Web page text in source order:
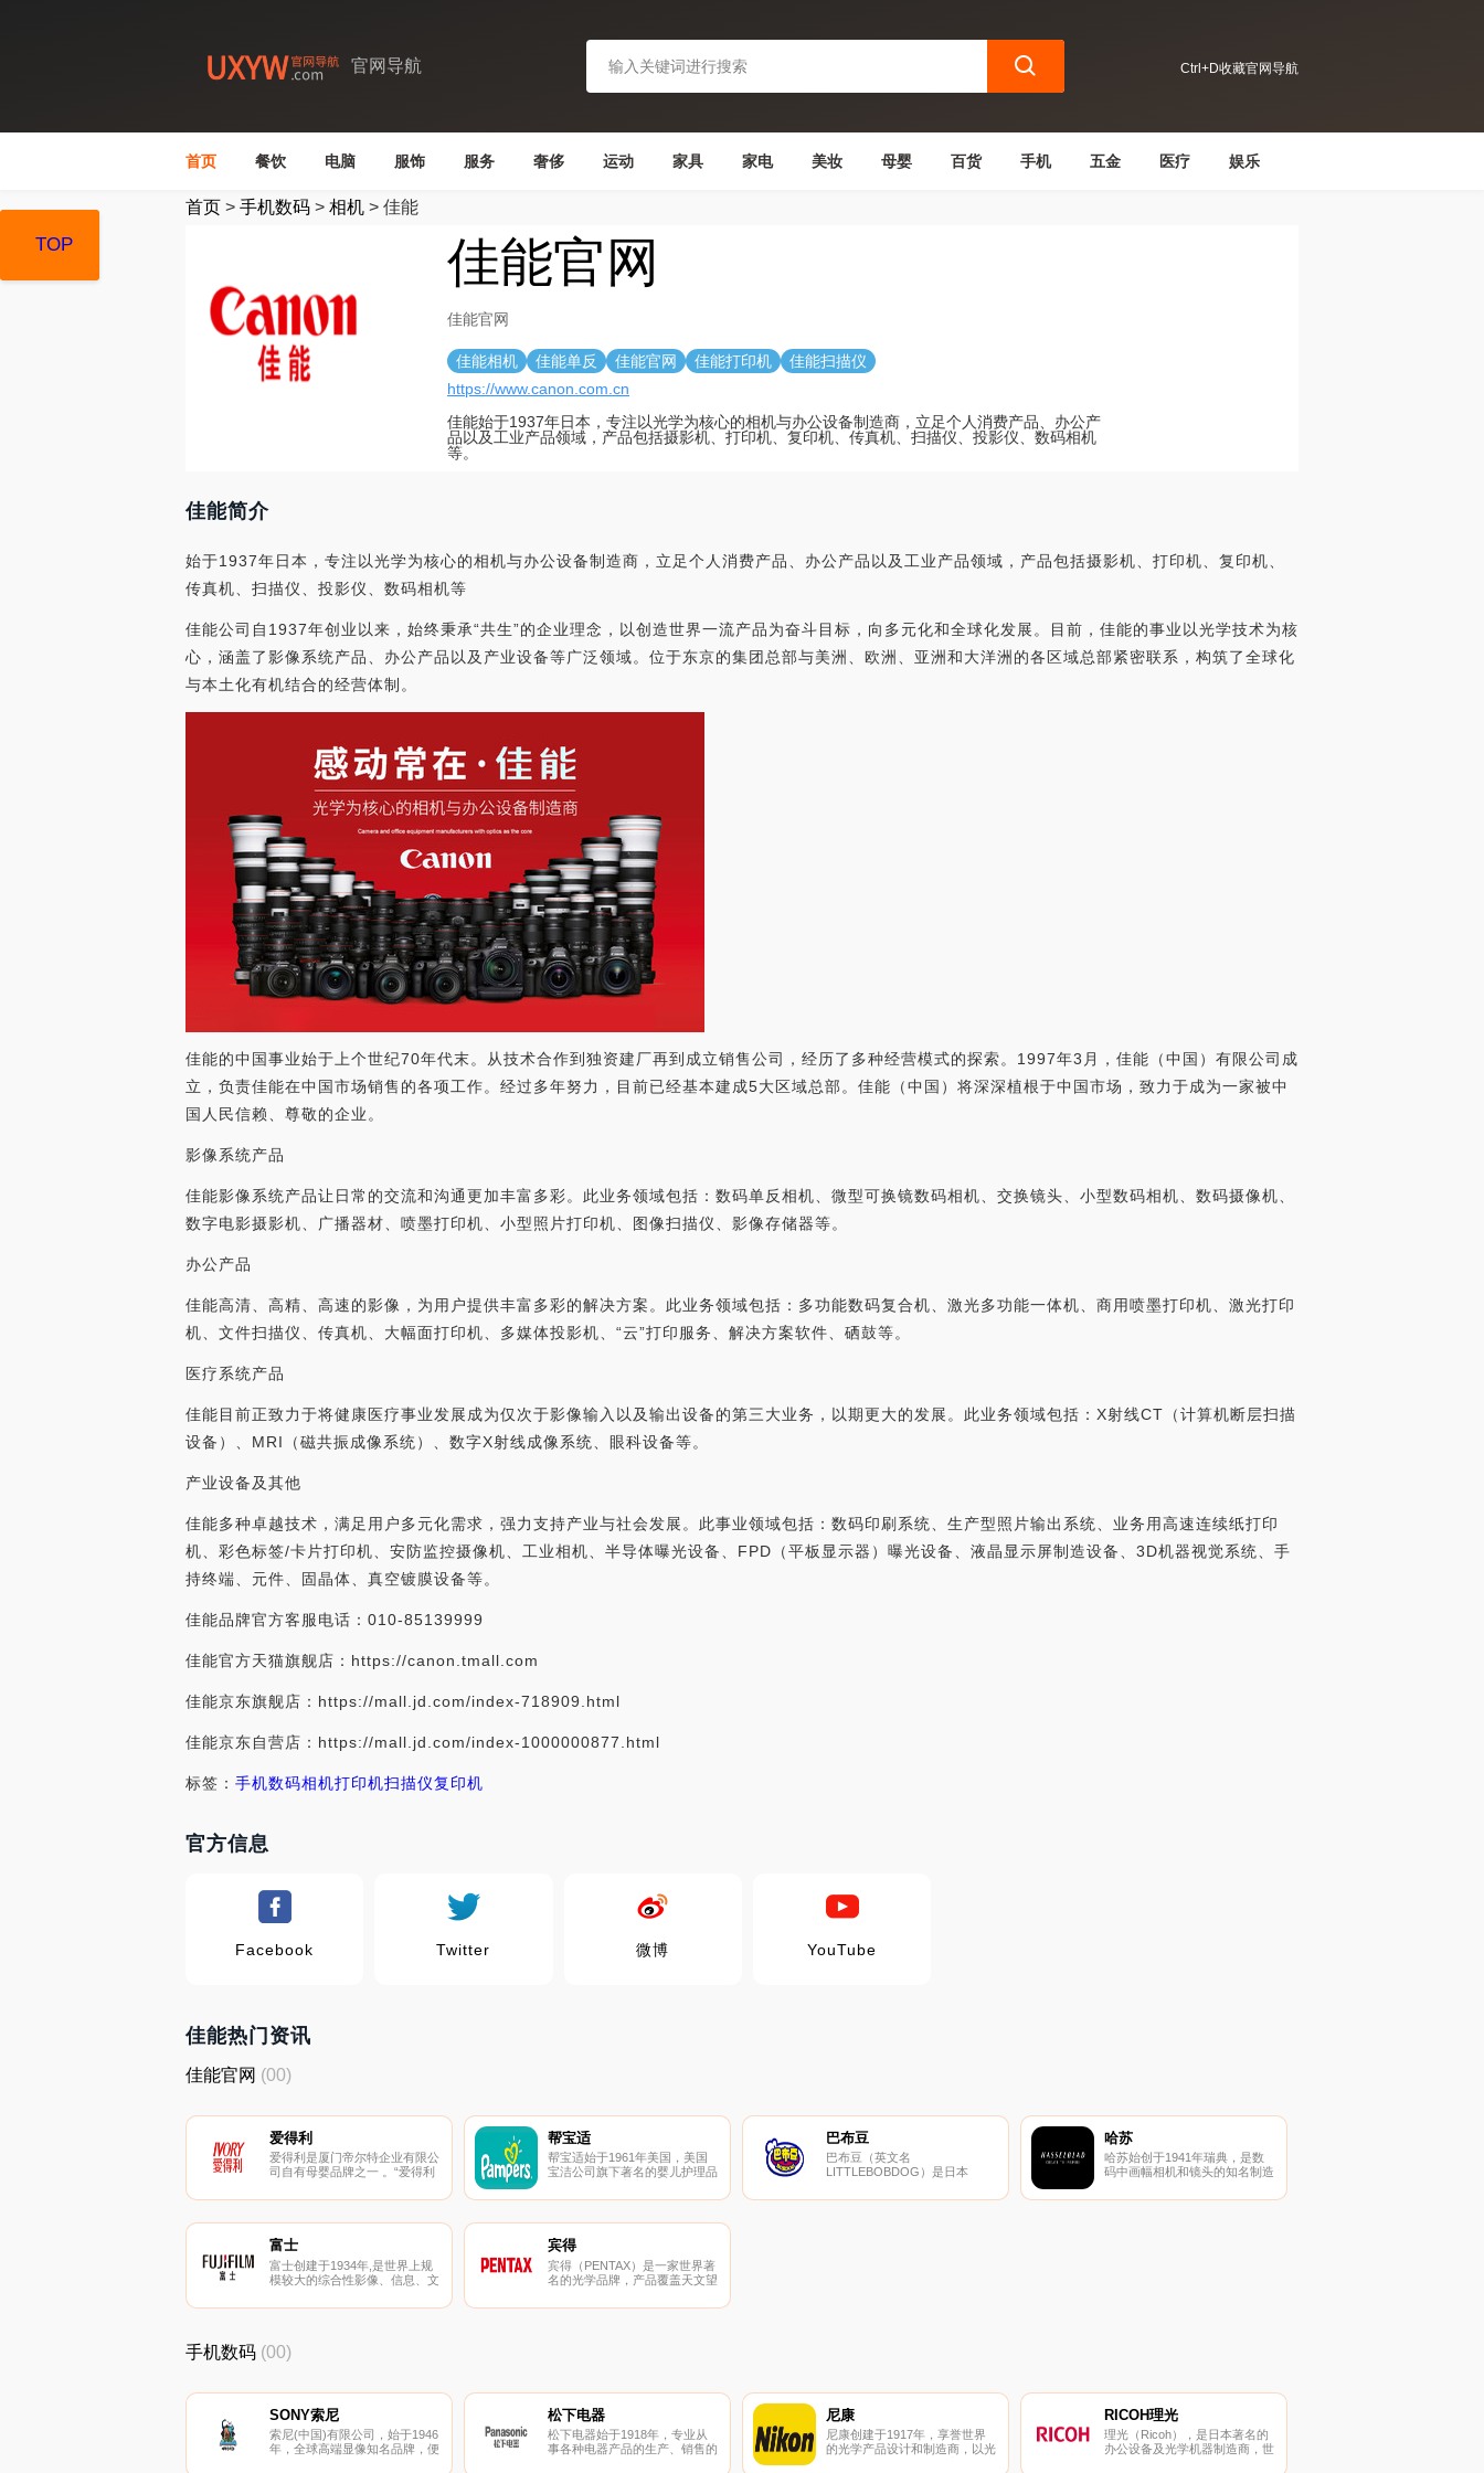
官网导航 Ctrl+D收藏官网导航
首页 餐饮 电脑 服饰 服务 奢侈 运动 家具 家电 美妆 母婴 百货 手机 五金 医疗 娱乐
首页 > 手机数码 > 相机 > 佳能
佳能官网
佳能官网
佳能相机 佳能单反 佳能官网 佳能打印机
佳能扫描仪
https://www.canon.com.cn
佳能始于1937年日本，专注以光学为核心的相机与办公设备制造商，立足个人消费产品、办公产
品以及工业产品领域，产品包括摄影机、打印机、复印机、传真机、扫描仪、投影仪、数码相机
等。
佳能简介
始于1937年日本，专注以光学为核心的相机与办公设备制造商，立足个人消费产品、办公产品以及工业产品领域，产品包括摄影机、打印机、复印机、
传真机、扫描仪、投影仪、数码相机等
佳能公司自1937年创业以来，始终秉承“共生”的企业理念，以创造世界一流产品为奋斗目标，向多元化和全球化发展。目前，佳能的事业以光学技术为核
心，涵盖了影像系统产品、办公产品以及产业设备等广泛领域。位于东京的集团总部与美洲、欧洲、亚洲和大洋洲的各区域总部紧密联系，构筑了全球化
与本土化有机结合的经营体制。
佳能的中国事业始于上个世纪70年代末。从技术合作到独资建厂再到成立销售公司，经历了多种经营模式的探索。1997年3月，佳能（中国）有限公司成
立，负责佳能在中国市场销售的各项工作。经过多年努力，目前已经基本建成5大区域总部。佳能（中国）将深深植根于中国市场，致力于成为一家被中
国人民信赖、尊敬的企业。
影像系统产品
佳能影像系统产品让日常的交流和沟通更加丰富多彩。此业务领域包括：数码单反相机、微型可换镜数码相机、交换镜头、小型数码相机、数码摄像机、
数字电影摄影机、广播器材、喷墨打印机、小型照片打印机、图像扫描仪、影像存储器等。
办公产品
佳能高清、高精、高速的影像，为用户提供丰富多彩的解决方案。此业务领域包括：多功能数码复合机、激光多功能一体机、商用喷墨打印机、激光打印
机、文件扫描仪、传真机、大幅面打印机、多媒体投影机、“云”打印服务、解决方案软件、硒鼓等。
医疗系统产品
佳能目前正致力于将健康医疗事业发展成为仅次于影像输入以及输出设备的第三大业务，以期更大的发展。此业务领域包括：X射线CT（计算机断层扫描
设备）、MRI（磁共振成像系统）、数字X射线成像系统、眼科设备等。
产业设备及其他
佳能多种卓越技术，满足用户多元化需求，强力支持产业与社会发展。此事业领域包括：数码印刷系统、生产型照片输出系统、业务用高速连续纸打印
机、彩色标签/卡片打印机、安防监控摄像机、工业相机、半导体曝光设备、FPD（平板显示器）曝光设备、液晶显示屏制造设备、3D机器视觉系统、手
持终端、元件、固晶体、真空镀膜设备等。
佳能品牌官方客服电话：010-85139999
佳能官方天猫旗舰店：https://canon.tmall.com
佳能京东旗舰店：https://mall.jd.com/index-718909.html
佳能京东自营店：https://mall.jd.com/index-1000000877.html
标签： 手机数码相机打印机扫描仪复印机
官方信息
Facebook Twitter 微博 YouTube
佳能热门资讯
TOP
佳能官网 (00)
爱得利
爱得利是厦门帝尔特企业有限公
司自有母婴品牌之一 。“爱得利
国同行业中享有较高的知名度。
会开发周边产品，例如湿巾、防
溢乳垫、吸奶器等。
帮宝适
帮宝适始于1961年美国，美国
宝洁公司旗下著名的婴儿护理品
良好且舒适的纸尿裤，产品包括
巴布豆
巴布豆（英文名
LITTLEBOBDOG）是日本
立的卡通品牌造型，专注卡通IP
哈苏
哈苏始创于1941年瑞典，是数
码中画幅相机和镜头的知名制造
体工程学设计、图像质量和高性
富士
富士创建于1934年,是世界上规
模较大的综合性影像、信息、文
应商。富士目前主营业务包括数
宾得
宾得（PENTAX）是一家世界著
名的光学品牌，产品覆盖天文望
围。宾得的品牌文化可以追溯到
TOP
手机数码 (00)
SONY索尼
索尼(中国)有限公司，始于1946
年，全球高端显像知名品牌，便
松下电器
松下电器始于1918年，专业从
事各种电器产品的生产、销售的
尼康
尼康创建于1917年，享誉世界
的光学产品设计和制造商，以光
RICOH理光
理光（Ricoh），是日本著名的
办公设备及光学机器制造商，世
TOP